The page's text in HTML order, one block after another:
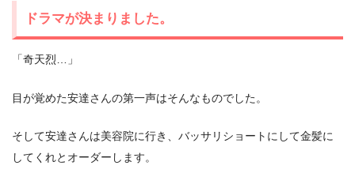
ドラマが決まりました。
「奇天烈…」
目が覚めた安達さんの第一声はそんなものでした。
そして安達さんは美容院に行き、バッサリショートにして金髪に
してくれとオーダーします。